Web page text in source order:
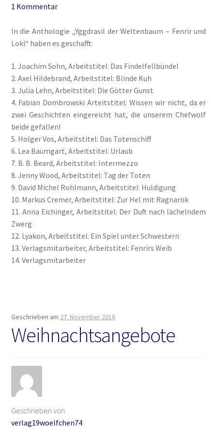
Die Dunkelmagierchroniken
Die Dunkelmagierchroniken Bd. 1
Die Dunkelmagierchroniken Bd. 2
Die Dunkelmagierchroniken Bd. 3
Die Silberwölfe
Drachen Diebe und Dämonen
Echtheit von Bewertungen
Edition Wilde Wölfe
Ein Mr. Grey mit Pelz – Emma & Nikita
Fantasy
Flucht in ein sicheres Leben
Forum
1 Kommentar
In die Anthologie „Yggdrasil der Weltenbaum – Fenrir und
Loki“ haben es geschafft:
1. Joachim Sohn, Arbeitstitel: Das Findelfellbündel
2. Axel Hildebrand, Arbeitstitel: Blinde Kuh
3. Julia Lehn, Arbeitstitel: Die Götter Gunst
4. Fabian Dombrowski Arteitstitel: Wissen wir nicht, da er
zwei Geschichten eingereicht hat, die unserem Chefwolf
beide gefallen!
5. Holger Vos, Arbeitstitel: Das Totenschiff
6. Lea Baumgart, Arbeitstitel: Urlaub
7. B. B. Beard, Arbeitstitel: Intermezzo
8. Jenny Wood, Arbeitstitel: Tag der Toten
9. David Michel Rohlmann, Arbeitstitel: Huldigung
10. Markus Cremer, Arbeitstitel: Zur Hel mit Ragnarök
11. Anna Eichinger, Arbeitstitel: Der Duft nach lächelndem
Zwerg
12. Lyakon, Arbeitstitel: Ein Spiel unter Schwestern
13. Verlagsmitarbeiter, Arbeitstitel: Fenrirs Weib
14. Verlagsmitarbeiter
Geschrieben am 27. November 2016
Weihnachtsangebote
Geschrieben von
verlag19woelfchen74